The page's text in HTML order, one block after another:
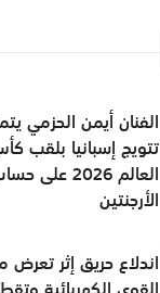
الفنان أيمن الحزمي
تتويج إسبانيا بلقب
العالم 2026 على
الأرجنتين
اندلاع حريق إثر